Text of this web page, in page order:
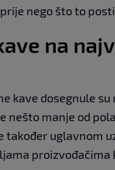
nego što to
na
kave dosegnule
nešto manje od
također uglavnom
proizvođačima